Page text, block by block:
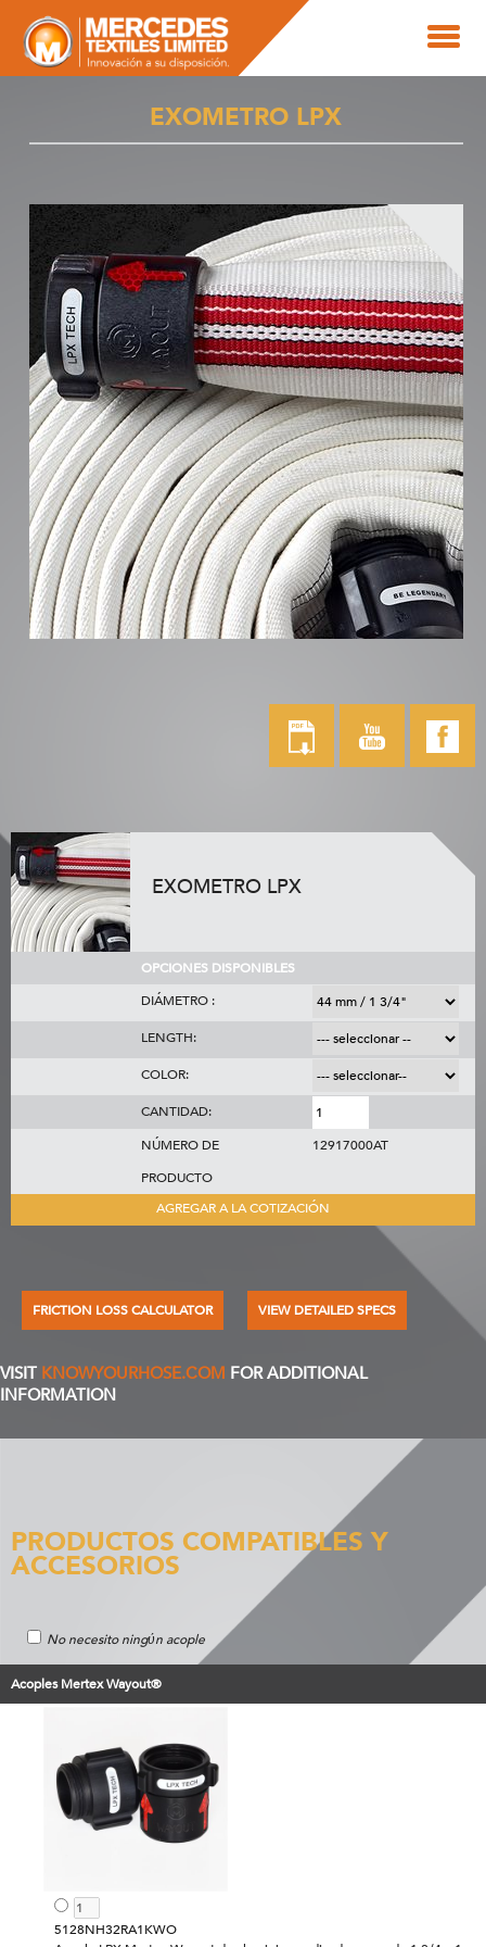
EXOMETRO LPX
EXOMETRO LPX
OPCIONES DISPONIBLES
DIÁMETRO :
LENGTH:
COLOR:
CANTIDAD:
NÚMERO DE
PRODUCTO
12917000AT
AGREGAR A LA COTIZACIÓN
FRICTION LOSS CALCULATOR VIEW DETAILED SPECS
VISIT KNOWYOURHOSE.COM FOR ADDITIONAL
INFORMATION
PRODUCTOS COMPATIBLES Y
ACCESORIOS
No necesito ningύn acople
Acoples Mertex Wayout®
5128NH32RA1KWO